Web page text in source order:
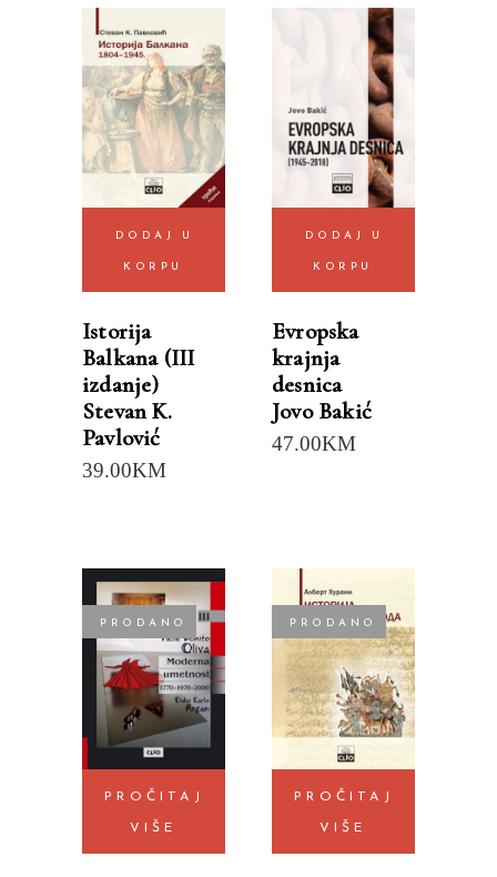
DODAJ U
KORPU
Istorija
Balkana (III
izdanje)
Stevan K.
Pavlović
39.00KM
DODAJ U
KORPU
Evropska
krajnja
desnica
Jovo Bakić
47.00KM
PRODANO
PROČITAJ
VIŠE
PRODANO
PROČITAJ
VIŠE